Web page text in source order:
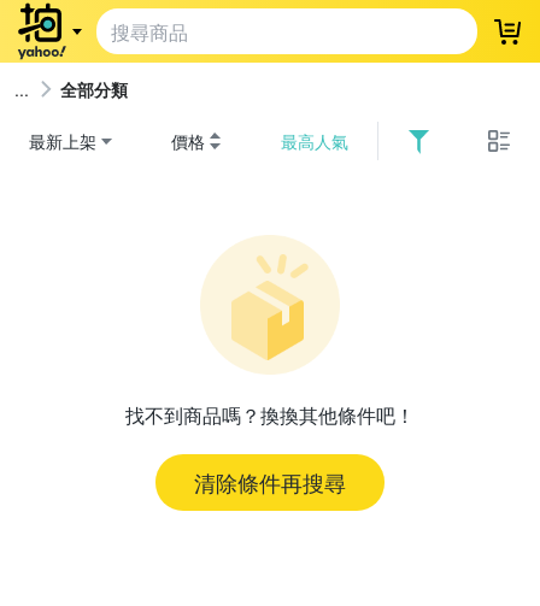
登
全部分類
最新上架 價格 最高人氣
找不到商品嗎？換換其他條件吧！
清除條件再搜尋